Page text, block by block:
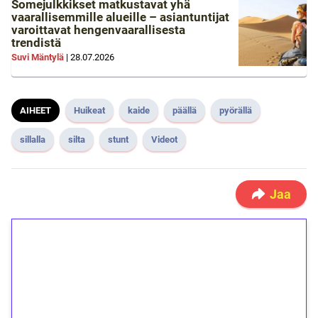
Somejulkkikset matkustavat yhä
vaarallisemmille alueille – asiantuntijat
varoittavat hengenvaarallisesta
trendistä
Suvi Mäntylä | 28.07.2026
AIHEET Huikeat kaide päällä pyörällä
sillalla silta stunt Videot
Jaa